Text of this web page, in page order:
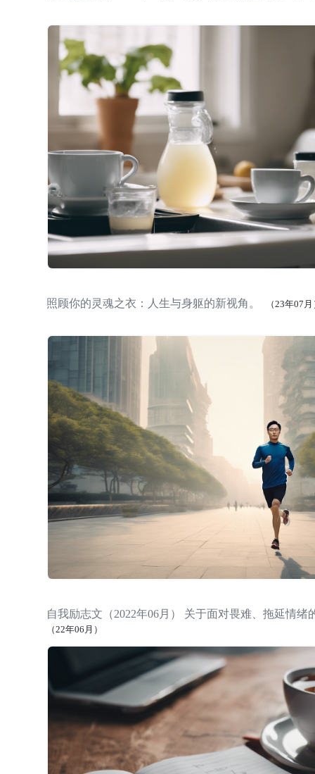
照顾你的灵魂之衣：人生与身躯的新视角。 （23年07
自我励志文（2022年06月） 关于面对畏难、拖延情绪
（22年06月）